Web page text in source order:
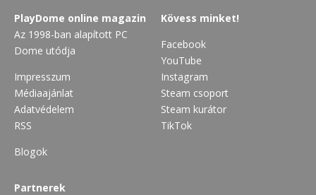
PlayDome online magazin
Az 1998-ban alapított PC
Dome utódja
Impresszum
Médiaajánlat
Adatvédelem
RSS
Blogok
Kövess minket!
Facebook
YouTube
Instagram
Steam csoport
Steam kurátor
TikTok
Partnerek